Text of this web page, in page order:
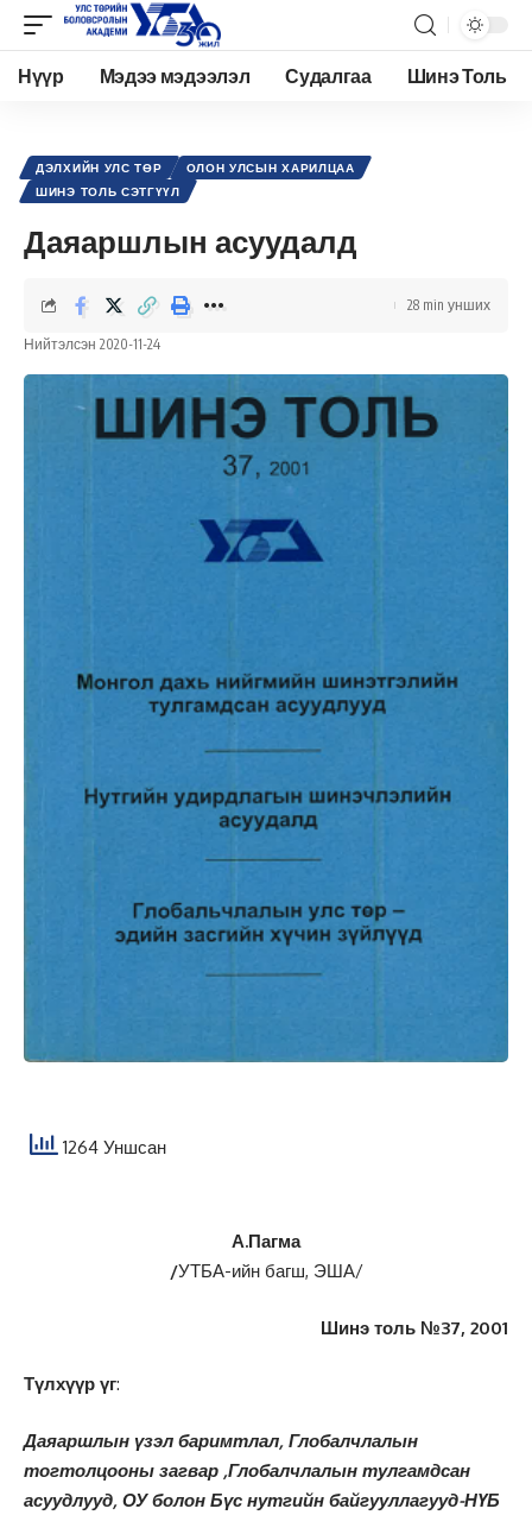
Нүүр Мэдээ мэдээлэл Судалгаа Шинэ Толь
ДЭЛХИЙН УЛС ТӨР
ОЛОН УЛСЫН ХАРИЛЦАА
ШИНЭ ТОЛЬ СЭТГҮҮЛ
Даяаршлын асуудалд
Нийтэлсэн 2020-11-24
28 min унших
1264 Уншсан
А.Пагма
/УТБА-ийн багш, ЭША/
Шинэ толь №37, 2001
Түлхүүр үг:
Даяаршлын үзэл баримтлал, Глобалчлалын
тогтолцооны загвар ,Глобалчлалын тулгамдсан
асуудлууд, ОУ болон Бүс нутгийн байгууллагууд-НҮБ